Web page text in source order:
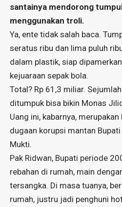
santainya mendorong
menggunakan troli.
Ya, ente tidak salah baca.
seratus ribu dan lima puluh
dalam plastik, siap
kejuaraan sepak bola.
Total? Rp 61,3 miliar.
ditumpuk bisa bikin Monas
Uang ini, kabarnya,
dugaan korupsi mantan
Mukti.
Pak Ridwan, Bupati periode
rebahan di rumah, main
tersangka. Di masa tuanya,
rumah, justru jadi penghuni